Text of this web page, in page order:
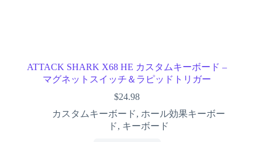
ATTACK SHARK X68 HE カスタムキーボード –
マグネットスイッチ＆ラピッドトリガー
$24.98
カスタムキーボード, ホール効果キーボー
ド, キーボード